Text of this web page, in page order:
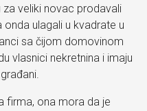
veliki novac prodavali
onda ulagali u kvadrate u
sa čijom domovinom
vlasnici nekretnina i imaju
firma, ona mora da je